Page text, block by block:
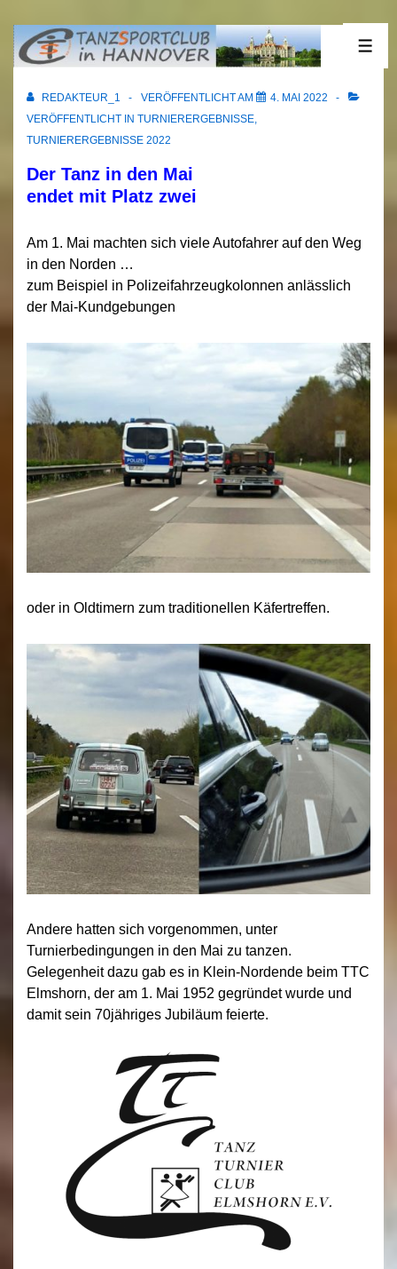
Zum
Inhalt01.05.2022 Elmshorn
REDAKTEUR_1 VERÖFFENTLICHT AM
4. MAI 2022
VERÖFFENTLICHT IN TURNIERERGEBNISSE,
TURNIERERGEBNISSE 2022
Der Tanz in den Mai
endet mit Platz zwei
Am 1. Mai machten sich viele Autofahrer auf den Weg
in den Norden …
zum Beispiel in Polizeifahrzeugkolonnen anlässlich
der Mai-Kundgebungen
oder in Oldtimern zum traditionellen Käfertreffen.
Andere hatten sich vorgenommen, unter
Turnierbedingungen in den Mai zu tanzen.
Gelegenheit dazu gab es in Klein-Nordende beim TTC
Elmshorn, der am 1. Mai 1952 gegründet wurde und
damit sein 70jähriges Jubiläum feierte.